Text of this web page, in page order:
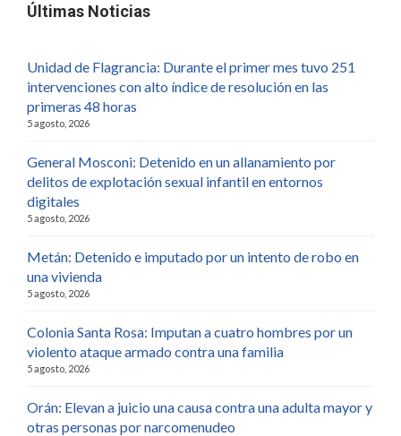
Últimas Noticias
Unidad de Flagrancia: Durante el primer mes tuvo 251
intervenciones con alto índice de resolución en las
primeras 48 horas
5 agosto, 2026
General Mosconi: Detenido en un allanamiento por
delitos de explotación sexual infantil en entornos
digitales
5 agosto, 2026
Metán: Detenido e imputado por un intento de robo en
una vivienda
5 agosto, 2026
Colonia Santa Rosa: Imputan a cuatro hombres por un
violento ataque armado contra una familia
5 agosto, 2026
Orán: Elevan a juicio una causa contra una adulta mayor y
otras personas por narcomenudeo